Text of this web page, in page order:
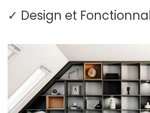
✓ Design et